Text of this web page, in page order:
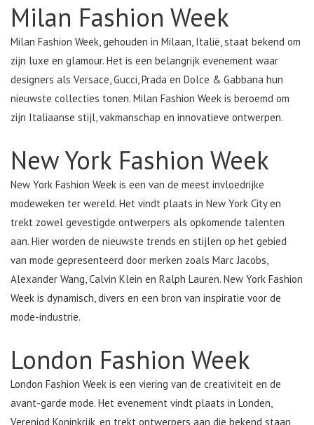
Milan Fashion Week
Milan Fashion Week, gehouden in Milaan, Italië, staat bekend om
zijn luxe en glamour. Het is een belangrijk evenement waar
designers als Versace, Gucci, Prada en Dolce & Gabbana hun
nieuwste collecties tonen. Milan Fashion Week is beroemd om
zijn Italiaanse stijl, vakmanschap en innovatieve ontwerpen.
New York Fashion Week
New York Fashion Week is een van de meest invloedrijke
modeweken ter wereld. Het vindt plaats in New York City en
trekt zowel gevestigde ontwerpers als opkomende talenten
aan. Hier worden de nieuwste trends en stijlen op het gebied
van mode gepresenteerd door merken zoals Marc Jacobs,
Alexander Wang, Calvin Klein en Ralph Lauren. New York Fashion
Week is dynamisch, divers en een bron van inspiratie voor de
mode-industrie.
London Fashion Week
London Fashion Week is een viering van de creativiteit en de
avant-garde mode. Het evenement vindt plaats in Londen,
Verenigd Koninkrijk, en trekt ontwerpers aan die bekend staan